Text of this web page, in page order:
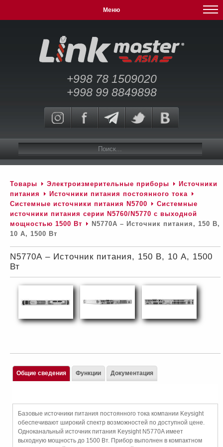
Меню
+998 78 1509020
+998 99 8849898
Товары Электроизмерительные приборы
Источники
питания
Источники питания постоянного тока
Системные источники питания N5700
Системные
источники питания серии N5760/N5770 c выходной
мощностью 1500 Вт
N5770А – Источник питания, 150 В,
10 А, 1500 Вт
N5770А – Источник питания, 150 В, 10 А, 1500
Вт
Общие сведения
Базовые источники питания постоянного тока компании Keysight
обеспечивают широкий спектр возможностей по доступной цене.
Одноканальный источник питания Keysight N5770A имеет
выходную мощность до 1500 Вт. Прибор выполнен в компактном
Функции Документация